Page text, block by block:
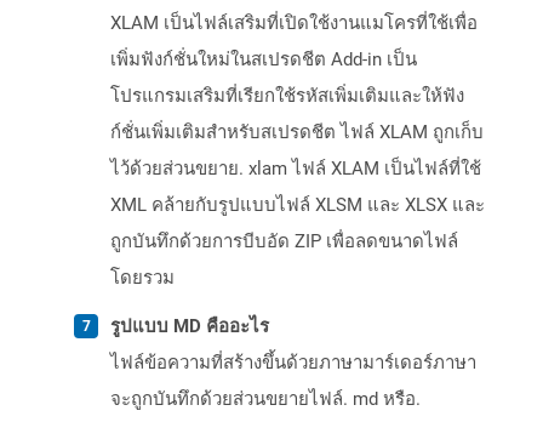
XLAM เป็นไฟล์เสริมที่เปิดใช้งานแมโครที่ใช้เพื่อ
เพิ่มฟังก์ชั่นใหม่ในสเปรดชีต Add-in เป็น
โปรแกรมเสริมที่เรียกใช้รหัสเพิ่มเติมและให้ฟัง
ก์ชั่นเพิ่มเติมสำหรับสเปรดชีต ไฟล์ XLAM ถูกเก็บ
ไว้ด้วยส่วนขยาย. xlam ไฟล์ XLAM เป็นไฟล์ที่ใช้
XML คล้ายกับรูปแบบไฟล์ XLSM และ XLSX และ
ถูกบันทึกด้วยการบีบอัด ZIP เพื่อลดขนาดไฟล์
โดยรวม
รูปแบบ MD คืออะไร
ไฟล์ข้อความที่สร้างขึ้นด้วยภาษามาร์เดอร์ภาษา
จะถูกบันทึกด้วยส่วนขยายไฟล์. md หรือ.